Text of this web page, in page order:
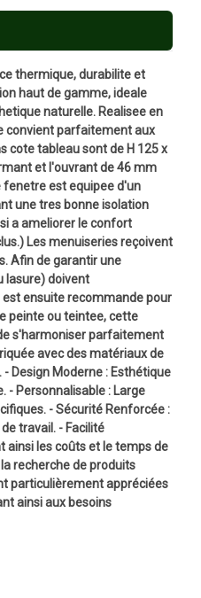
thermique, durabilite et
haut de gamme, ideale
naturelle. Realisee en
convient parfaitement aux
cote tableau sont de H 125 x
et l'ouvrant de 46 mm
est equipee d'un
une tres bonne isolation
a ameliorer le confort
Les menuiseries reçoivent
Afin de garantir une
lasure) doivent
ensuite recommande pour
peinte ou teintee, cette
s'harmoniser parfaitement
avec des matériaux de
Design Moderne : Esthétique
- Personnalisable : Large
- Sécurité Renforcée :
travail. - Facilité
ainsi les coûts et le temps de
recherche de produits
particulièrement appréciées
ainsi aux besoins